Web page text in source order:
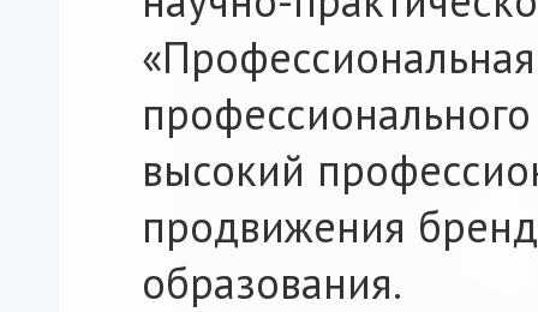
высокий
продвижения
образования.